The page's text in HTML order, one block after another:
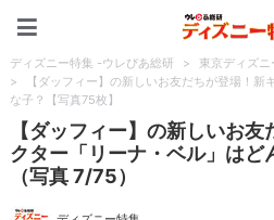
ディズニー特集 -ウレぴあ総研 > 東京ディズニ
>
【ダッフィー】の新しいお友だちが登場！
な子？【写真75枚】
【ダッフィー】の新しいお
クター「リーナ・ベル」はど
（写真 7/75）